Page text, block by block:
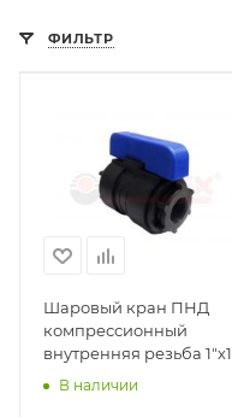
ФИЛЬТР
Шаровый кран ПНД
компрессионный
внутренняя резьба 1"х1"
ДУ 20 мм Valfex
В наличии